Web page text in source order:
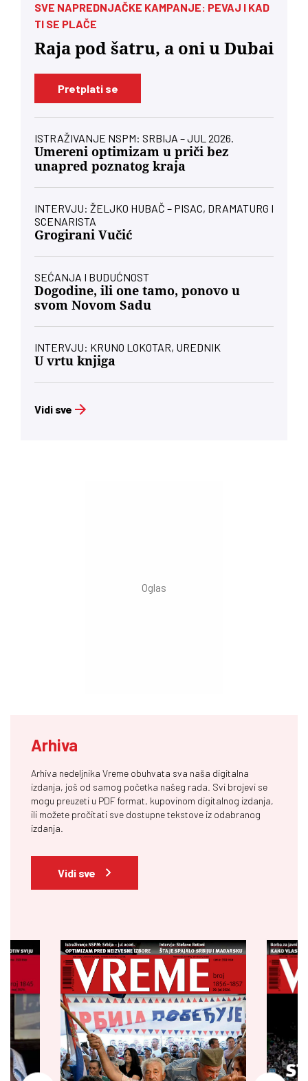
SVE NAPREDNJAČKE KAMPANJE: PEVAJ I KAD
TI SE PLAČE
Raja pod šatru, a oni u Dubai
Pretplati se
ISTRAŽIVANJE NSPM: SRBIJA – JUL 2026.
Umereni optimizam u priči bez
unapred poznatog kraja
INTERVJU: ŽELJKO HUBAČ – PISAC, DRAMATURG I
SCENARISTA
Grogirani Vučić
SEĆANJA I BUDUĆNOST
Dogodine, ili one tamo, ponovo u
svom Novom Sadu
INTERVJU: KRUNO LOKOTAR, UREDNIK
U vrtu knjiga
Vidi sve
Arhiva
Arhiva nedeljnika Vreme obuhvata sva naša digitalna
izdanja, još od samog početka našeg rada. Svi brojevi se
mogu preuzeti u PDF format, kupovinom digitalnog izdanja,
ili možete pročitati sve dostupne tekstove iz odabranog
izdanja.
Vidi sve